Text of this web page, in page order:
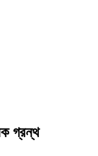
গ্রন্থ